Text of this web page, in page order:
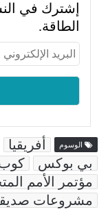
إشترك في
الطاقة.
الوسوم أفريقيا
بي بوكس
مؤتمر الأمم
مشروعات صديقة